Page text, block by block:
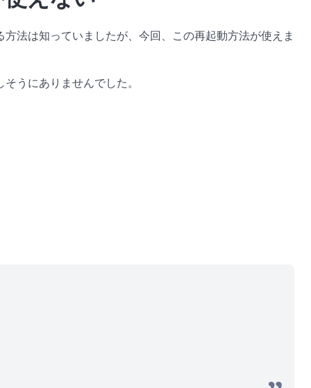
法は知っていましたが、今回、この再起動方法が使えま
うにありませんでした。